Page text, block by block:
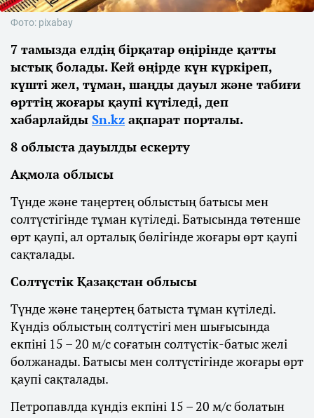
Фото: pixabay
7 тамызда елдің бірқатар өңірінде қатты
ыстық болады. Кей өңірде күн күркіреп,
күшті жел, тұман, шаңды дауыл және табиғи
өрттің жоғары қаупі күтіледі, деп
хабарлайды Sn.kz ақпарат порталы.
8 облыста дауылды ескерту
Ақмола облысы
Түнде және таңертең облыстың батысы мен
солтүстігінде тұман күтіледі. Батысында төтенше
өрт қаупі, ал орталық бөлігінде жоғары өрт қаупі
сақталады.
Солтүстік Қазақстан облысы
Түнде және таңертең батыста тұман күтіледі.
Күндіз облыстың солтүстігі мен шығысында
екпіні 15 – 20 м/с соғатын солтүстік-батыс желі
болжанады. Батысы мен солтүстігінде жоғары өрт
қаупі сақталады.
Петропавлда күндіз екпіні 15 – 20 м/с болатын